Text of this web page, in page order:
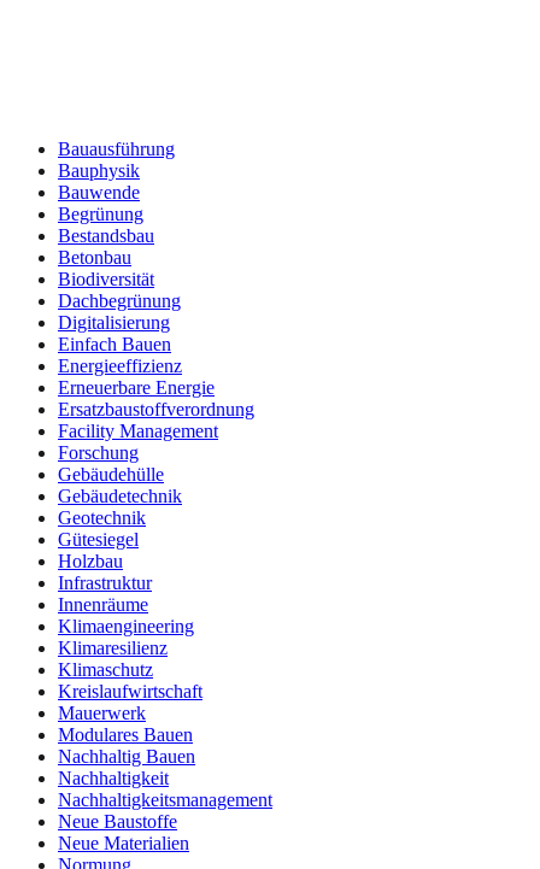
Bauausführung
Bauphysik
Bauwende
Begrünung
Bestandsbau
Betonbau
Biodiversität
Dachbegrünung
Digitalisierung
Einfach Bauen
Energieeffizienz
Erneuerbare Energie
Ersatzbaustoffverordnung
Facility Management
Forschung
Gebäudehülle
Gebäudetechnik
Geotechnik
Gütesiegel
Holzbau
Infrastruktur
Innenräume
Klimaengineering
Klimaresilienz
Klimaschutz
Kreislaufwirtschaft
Mauerwerk
Modulares Bauen
Nachhaltig Bauen
Nachhaltigkeit
Nachhaltigkeitsmanagement
Neue Baustoffe
Neue Materialien
Normung